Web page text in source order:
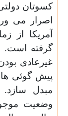
کسوتان
اصرار می
آمریکا از
گرفته است.
غیرعادی
پیش گوئی
مبدل سازد.
وضعیت